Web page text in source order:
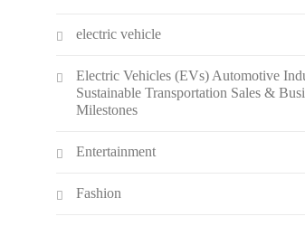
electric vehicle
Electric Vehicles (EVs) Automotive
Sustainable Transportation Sales &
Milestones
Entertainment
Fashion